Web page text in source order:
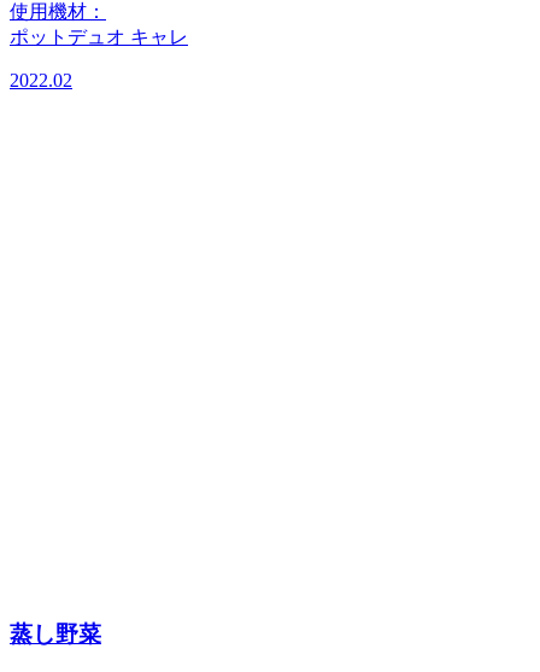
使用機材：
ポットデュオ キャレ
2022.02
蒸し野菜